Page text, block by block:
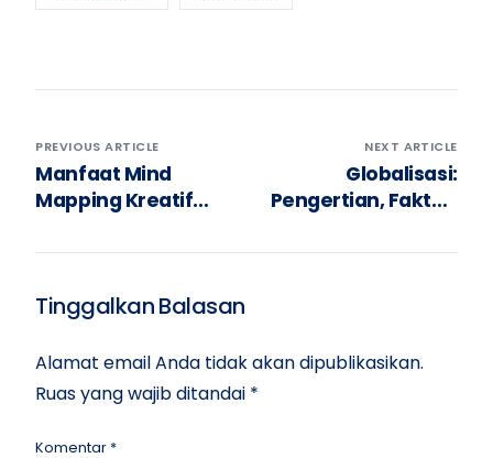
PREVIOUS ARTICLE
Manfaat Mind
Mapping Kreatif
NEXT ARTICLE
Globalisasi:
Pengertian, Faktor,
Contohnya
Tinggalkan Balasan
Alamat email Anda tidak akan dipublikasikan.
Ruas yang wajib ditandai *
Komentar *